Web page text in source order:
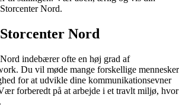
Nord.
Nord
indebærer ofte en høj grad af
Du vil møde mange forskellige mennesker
for at udvikle dine kommunikationsevner
forberedt på at arbejde i et travlt miljø, hvor